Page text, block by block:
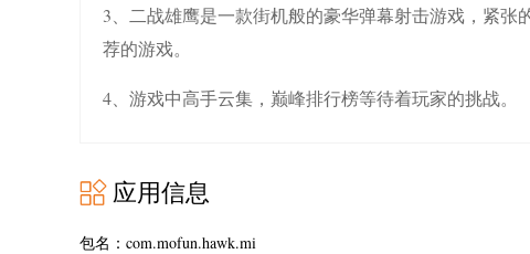
3、二战雄鹰是一款街机般的豪华弹幕射击游戏，紧
荐的游戏。
4、游戏中高手云集，巅峰排行榜等待着玩家的挑战。
应用信息
包名：com.mofun.hawk.mi